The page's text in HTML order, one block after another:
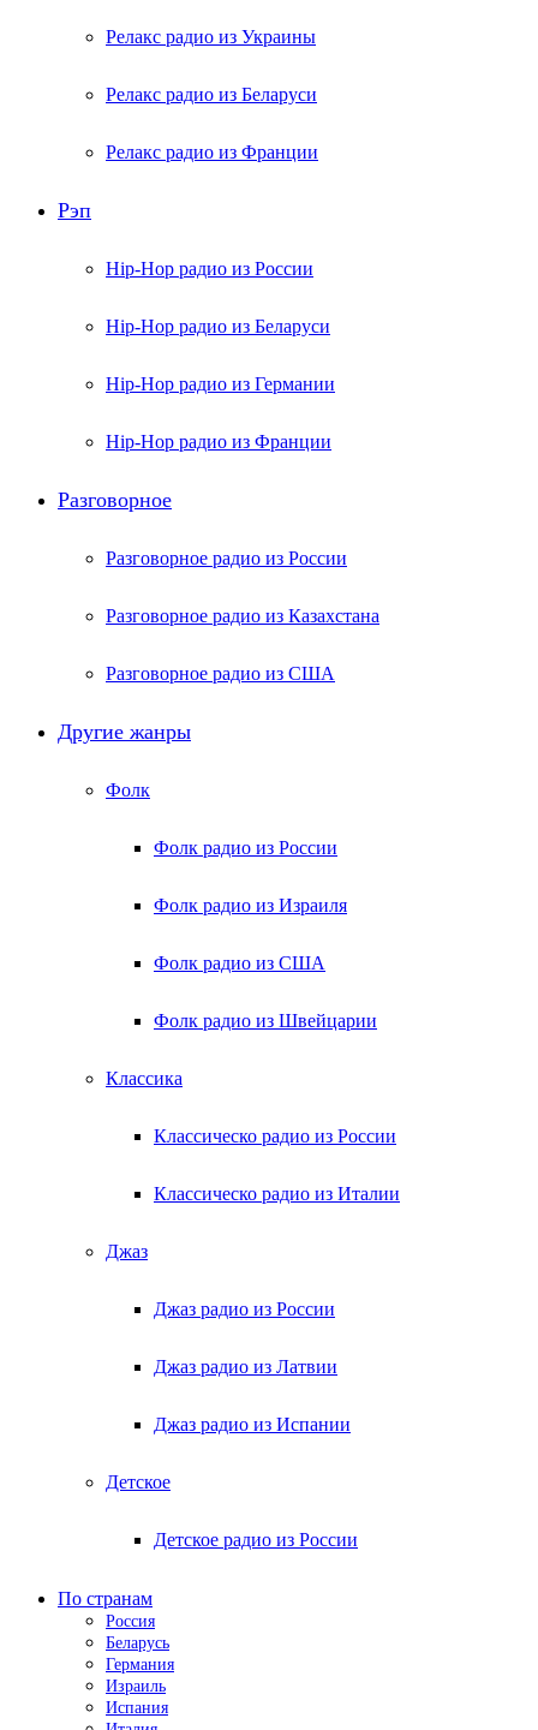
Релакс радио из Украины
Релакс радио из Беларуси
Релакс радио из Франции
Рэп
Hip-Hop радио из России
Hip-Hop радио из Беларуси
Hip-Hop радио из Германии
Hip-Hop радио из Франции
Разговорное
Разговорное радио из России
Разговорное радио из Казахстана
Разговорное радио из США
Другие жанры
Фолк
Фолк радио из России
Фолк радио из Израиля
Фолк радио из США
Фолк радио из Швейцарии
Классика
Классическо радио из России
Классическо радио из Италии
Джаз
Джаз радио из России
Джаз радио из Латвии
Джаз радио из Испании
Детское
Детское радио из России
По странам
Россия
Беларусь
Германия
Израиль
Испания